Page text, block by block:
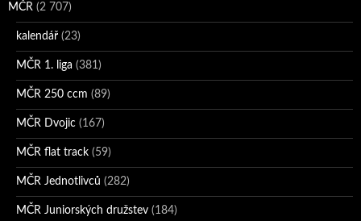
MČR (2 707)
kalendář (23)
MČR 1. liga (381)
MČR 250 ccm (89)
MČR Dvojic (167)
MČR flat track (59)
MČR Jednotlivců (282)
MČR Juniorských družstev (184)